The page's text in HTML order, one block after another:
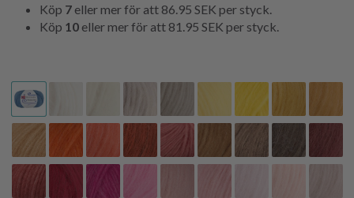
Köp 7 eller mer för att 86.95 SEK per styck.
Köp 10 eller mer för att 81.95 SEK per styck.